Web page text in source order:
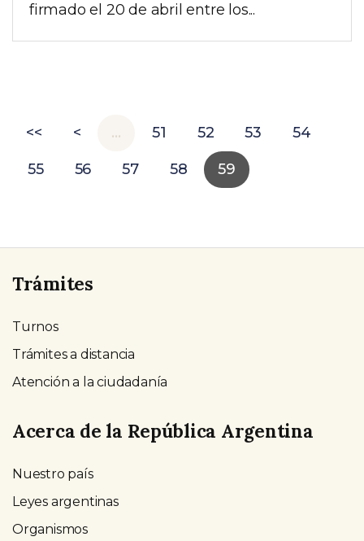
firmado el 20 de abril entre los...
<< < … 51 52 53 54
55 56 57 58 59
Trámites
Turnos
Trámites a distancia
Atención a la ciudadanía
Acerca de la República Argentina
Nuestro país
Leyes argentinas
Organismos